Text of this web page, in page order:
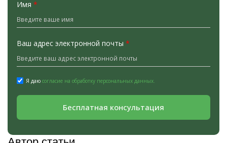
Имя *
Ваш адрес электронной почты *
Я даю согласие на обработку персональных данных.
Бесплатная консультация